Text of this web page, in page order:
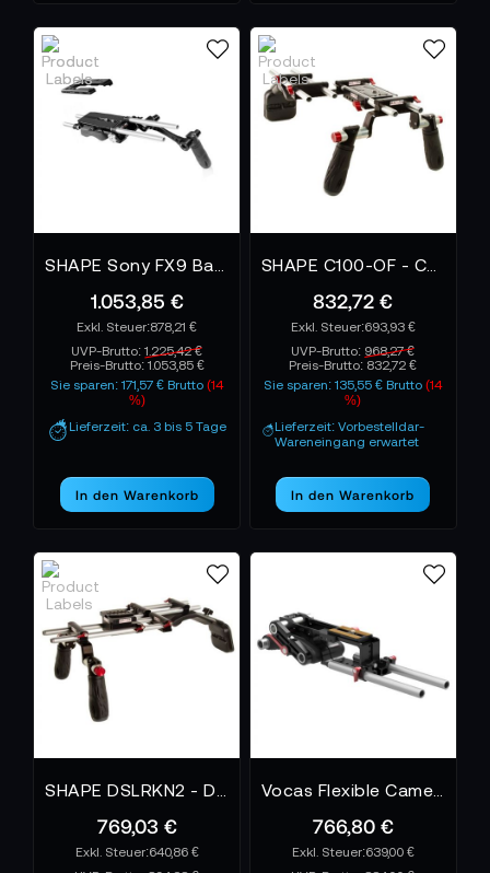
1.053,85 €
878,21 €
UVP-Brutto:1.225,42 €
Preis-Brutto: 1.053,85 €
Sie sparen: 171,57 € Brutto(14
%)
Lieferzeit: ca. 3 bis 5 Tage
In den Warenkorb
832,72 €
693,93 €
UVP-Brutto: 968,27 €
Preis-Brutto: 832,72 €
Sie sparen: 135,55 € Brutto(14
%)
Lieferzeit: Vorbestelldar-
Wareneingang erwartet
In den Warenkorb
769,03 €
640,86 €
766,80 €
639,00 €